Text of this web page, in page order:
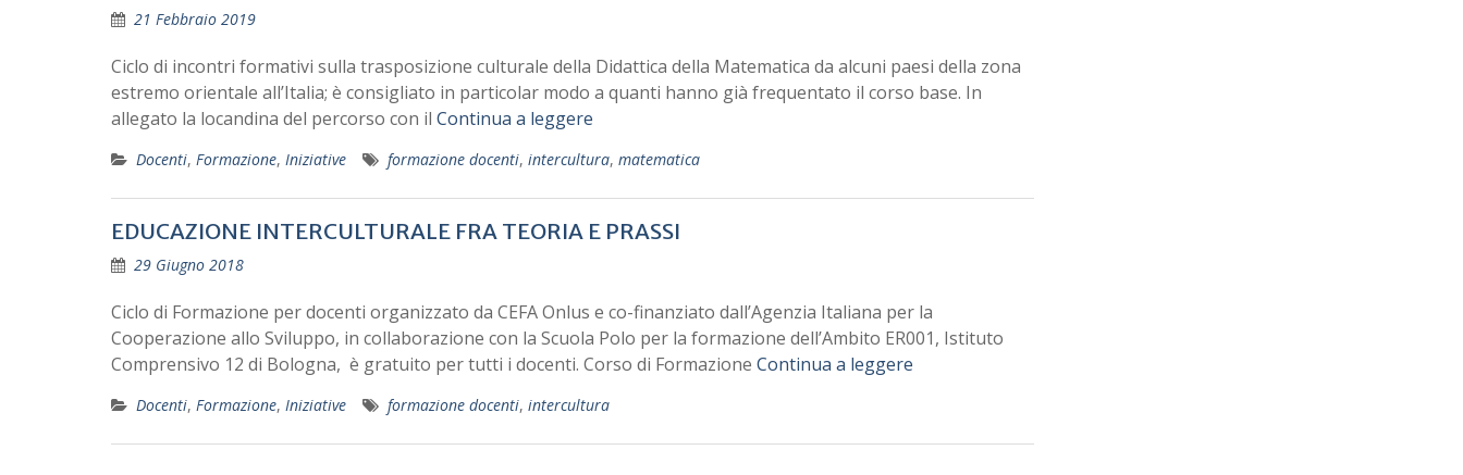
21 Febbraio 2019
Ciclo di incontri formativi sulla trasposizione culturale della Didattica della Matematica da alcuni paesi della zona
estremo orientale all’Italia; è consigliato in particolar modo a quanti hanno già frequentato il corso base. In
allegato la locandina del percorso con il Continua a leggere
Docenti, Formazione, Iniziative formazione docenti, intercultura, matematica
EDUCAZIONE INTERCULTURALE FRA TEORIA E PRASSI
29 Giugno 2018
Ciclo di Formazione per docenti organizzato da CEFA Onlus e co-finanziato dall’Agenzia Italiana per la
Cooperazione allo Sviluppo, in collaborazione con la Scuola Polo per la formazione dell’Ambito ER001, Istituto
Comprensivo 12 di Bologna, è gratuito per tutti i docenti. Corso di Formazione Continua a leggere
Docenti, Formazione, Iniziative formazione docenti, intercultura